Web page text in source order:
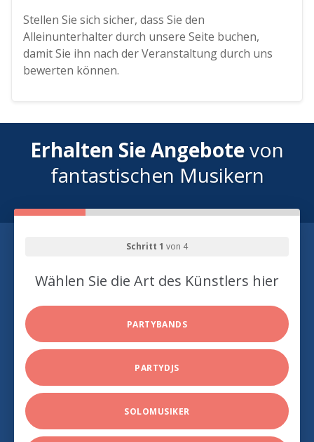
Stellen Sie sich sicher, dass Sie den
Alleinunterhalter durch unsere Seite buchen,
damit Sie ihn nach der Veranstaltung durch uns
bewerten können.
Erhalten Sie Angebotevon
fantastischen Musikern
Schritt 1 von 4
Wählen Sie die Art des Künstlers hier
PARTYBANDS
PARTYDJS
SOLOMUSIKER